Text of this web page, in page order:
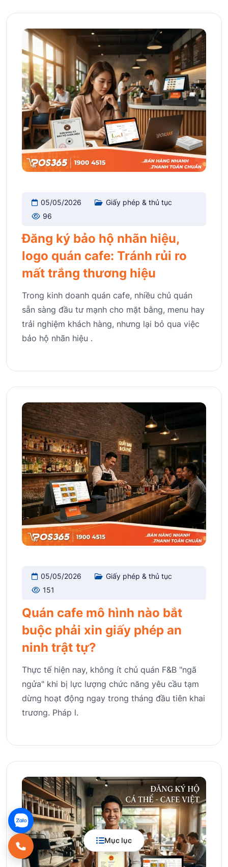
Mục lục
05/05/2026
Giấy phép & thủ tục
96
Đăng ký bảo hộ nhãn hiệu,
logo quán cafe: Tránh rủi ro
mất trắng thương hiệu
Trong kinh doanh quán cafe, nhiều chủ quán
sẵn sàng đầu tư mạnh cho mặt bằng, menu hay
trải nghiệm khách hàng, nhưng lại bỏ qua việc
bảo hộ nhãn hiệu .
05/05/2026
Giấy phép & thủ tục
151
Quán cafe mô hình nào bắt
buộc phải xin giấy phép an
ninh trật tự?
Thực tế hiện nay, không ít chủ quán F&B "ngã
ngửa" khi bị lực lượng chức năng yêu cầu tạm
dừng hoạt động ngay trong tháng đầu tiên khai
trương. Pháp l.